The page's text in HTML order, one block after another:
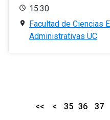
15:30
Facultad de Ciencias
Administrativas UC
<< < 35 36 37